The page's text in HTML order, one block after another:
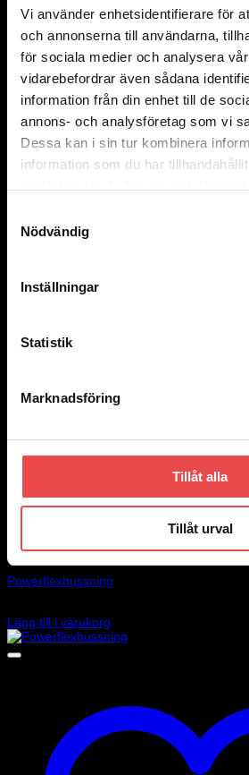
Vi använder enhetsidentifierare för
och annonserna till användarna,
för sociala medier och analysera
vidarebefordrar även sådana
information från din enhet till de
annons- och analysföretag som vi
Dessa kan i sin tur kombinera
information som du har
Nödvändig
Inställningar
Statistik
Marknadsföring
Tillåt alla
Tillåt urval
Art.nr: PF69-303-19
Powerflexbussning
535 kr
Lägg till i varukorg
Art.nr: PF34-803-21
Powerflexbussning
Lägg till i varukorg